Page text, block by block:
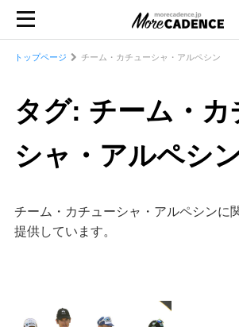
トップページ チーム・カチューシャ・アルペシン
タグ: チーム・カ
シャ・アルペシ
チーム・カチューシャ・アルペシンに
提供しています。